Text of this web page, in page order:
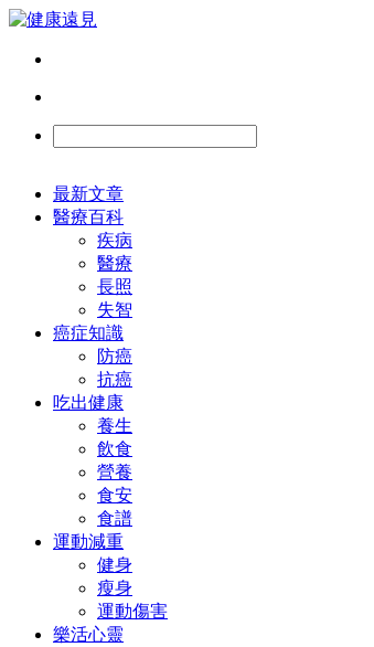
最新文章
醫療百科
疾病
醫療
長照
失智
癌症知識
防癌
抗癌
吃出健康
養生
飲食
營養
食安
食譜
運動減重
健身
瘦身
運動傷害
樂活心靈